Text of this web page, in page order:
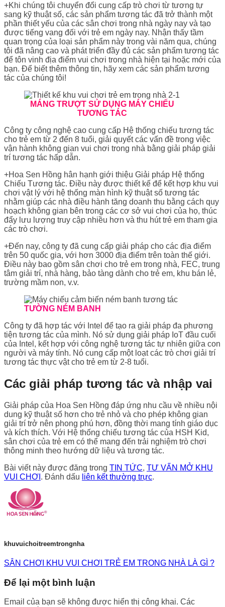
+Khi chúng tôi chuyển đổi cung cấp trò chơi từ tương tự
sang kỹ thuật số, các sản phẩm tương tác đã trở thành một
phần thiết yếu của các sân chơi trong nhà ngày nay và tạo
được tiếng vang đối với trẻ em ngày nay. Nhận thấy tầm
quan trọng của loại sản phẩm này trong vài năm qua, chúng
tôi đã nâng cao và phát triển đầy đủ các sản phẩm tương tác
để tôn vinh địa điểm vui chơi trong nhà hiện tại hoặc mới của
bạn. Để biết thêm thông tin, hãy xem các sản phẩm tương
tác của chúng tôi!
MÁNG TRƯỢT SỬ DỤNG MÁY CHIẾU
TƯƠNG TÁC
Công ty công nghệ cao cung cấp Hệ thống chiếu tương tác
cho trẻ em từ 2 đến 8 tuổi, giải quyết các vấn đề trong việc
vận hành không gian vui chơi trong nhà bằng giải pháp giải
trí tương tác hấp dẫn.
+Hoa Sen Hồng hân hạnh giới thiệu Giải pháp Hệ thống
Chiếu Tương tác. Điều này được thiết kế để kết hợp khu vui
chơi vật lý với hệ thống màn hình kỹ thuật số tương tác
nhằm giúp các nhà điều hành tăng doanh thu bằng cách quy
hoạch không gian bên trong các cơ sở vui chơi của họ, thúc
đẩy lưu lượng truy cập nhiều hơn và thu hút trẻ em tham gia
các trò chơi.
+Đến nay, công ty đã cung cấp giải pháp cho các địa điểm
trên 50 quốc gia, với hơn 3000 địa điểm trên toàn thế giới.
Điều này bao gồm sân chơi cho trẻ em trong nhà, FEC, trung
tâm giải trí, nhà hàng, bảo tàng dành cho trẻ em, khu bán lẻ,
trường mầm non, v.v.
TƯỜNG NÉM BANH
Công ty đã hợp tác với Intel để tạo ra giải pháp đa phương
tiện tương tác của mình. Nó sử dụng giải pháp IoT đầu cuối
của Intel, kết hợp với công nghệ tương tác tự nhiên giữa con
người và máy tính. Nó cung cấp một loạt các trò chơi giải trí
tương tác thực vật cho trẻ em từ 2-8 tuổi.
Các giải pháp tương tác và nhập vai
Giải pháp của Hoa Sen Hồng đáp ứng nhu cầu về nhiều nội
dung kỹ thuật số hơn cho trẻ nhỏ và cho phép không gian
giải trí trở nên phong phú hơn, đồng thời mang tính giáo dục
và kích thích. Với Hệ thống chiếu tương tác của HSH Kid,
sân chơi của trẻ em có thể mang đến trải nghiệm trò chơi
thông minh theo hướng dữ liệu và tương tác.
Bài viết này được đăng trong TIN TỨC, TƯ VẤN MỞ KHU
VUI CHƠI . Đánh dấu liên kết thường trực.
khuvuichoitreemtrongnha
SÂN CHƠI KHU VUI CHƠI TRẺ EM TRONG NHÀ LÀ GÌ ?
Để lại một bình luận
Email của bạn sẽ không được hiển thị công khai. Các